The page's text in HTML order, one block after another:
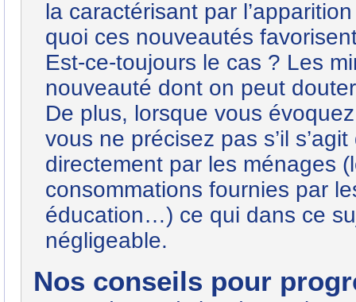
la caractérisant par
quoi ces nouveautés
Est-ce-toujours le cas ? Les
nouveauté dont on peut
De plus, lorsque vous
vous ne précisez pas s’il
directement par les ménages
consommations fournies par
éducation…) ce qui dans ce
négligeable.
Nos conseils pour